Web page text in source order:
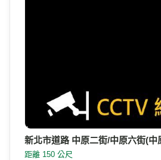
新北市道路 中原二街/中原六街(中
距離 150 公尺